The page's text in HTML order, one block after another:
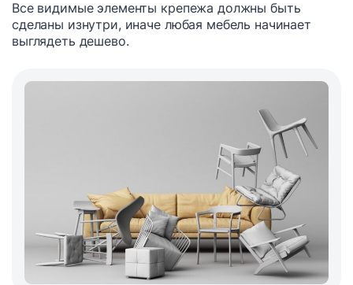
Все видимые элементы крепежа должны быть
сделаны изнутри, иначе любая мебель начинает
выглядеть дешево.